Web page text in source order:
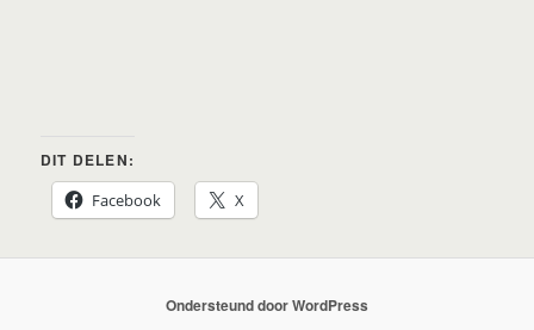
DIT DELEN:
Facebook
X
Ondersteund door WordPress